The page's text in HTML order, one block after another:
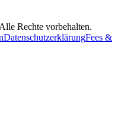
Rechte vorbehalten.
DatenschutzerklärungFees &